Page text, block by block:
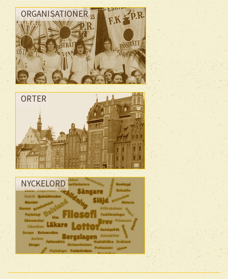
ORGANISATIONER
ORTER
NYCKELORD